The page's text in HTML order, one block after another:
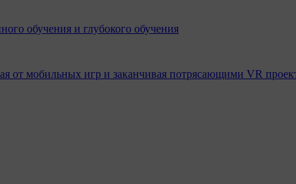
обучения и глубокого обучения
от мобильных игр и заканчивая потрясающими VR